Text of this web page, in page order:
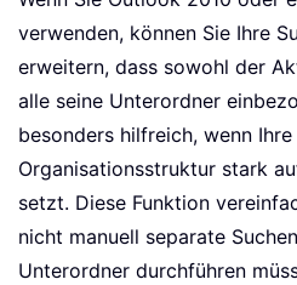
verwenden, können Sie Ihre
erweitern, dass sowohl der
alle seine Unterordner
besonders hilfreich, wenn
Organisationsstruktur stark
setzt. Diese Funktion
nicht manuell separate
Unterordner durchführen